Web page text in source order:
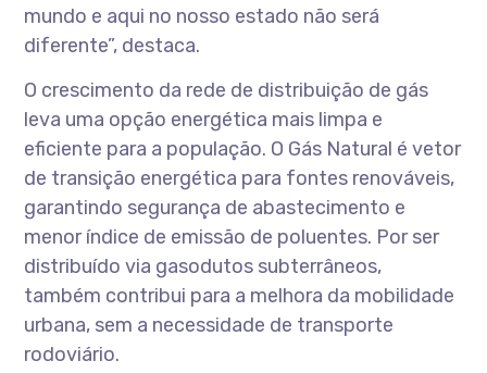
mundo e aqui no nosso estado não será
diferente”, destaca.
O crescimento da rede de distribuição de gás
leva uma opção energética mais limpa e
eficiente para a população. O Gás Natural é vetor
de transição energética para fontes renováveis,
garantindo segurança de abastecimento e
menor índice de emissão de poluentes. Por ser
distribuído via gasodutos subterrâneos,
também contribui para a melhora da mobilidade
urbana, sem a necessidade de transporte
rodoviário.